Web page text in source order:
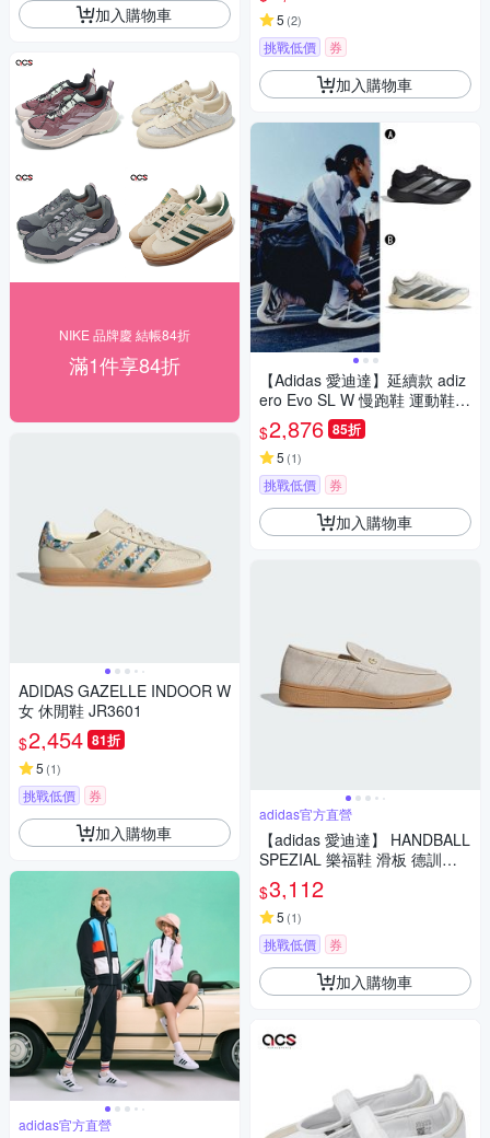
加入購物車
NIKE 品牌慶 結帳84折
滿1件享84折
ADIDAS GAZELLE INDOOR W
女 休閒鞋 JR3601
$2,454 81折
5 (1)
挑戰低價 券
加入購物車
adidas官方直營
5 (2)
挑戰低價 券
加入購物車
【Adidas 愛迪達】延續款 adiz
ero Evo SL W 慢跑鞋 運動鞋
女 A-JP7147 B-KJ0440
$2,876 85折
5 (1)
挑戰低價 券
加入購物車
adidas官方直營
【adidas 愛迪達】 HANDBALL
SPEZIAL 樂福鞋 滑板 德訓鞋
復古 女鞋 - Originals KJ0640
$3,112
5 (1)
挑戰低價 券
加入購物車